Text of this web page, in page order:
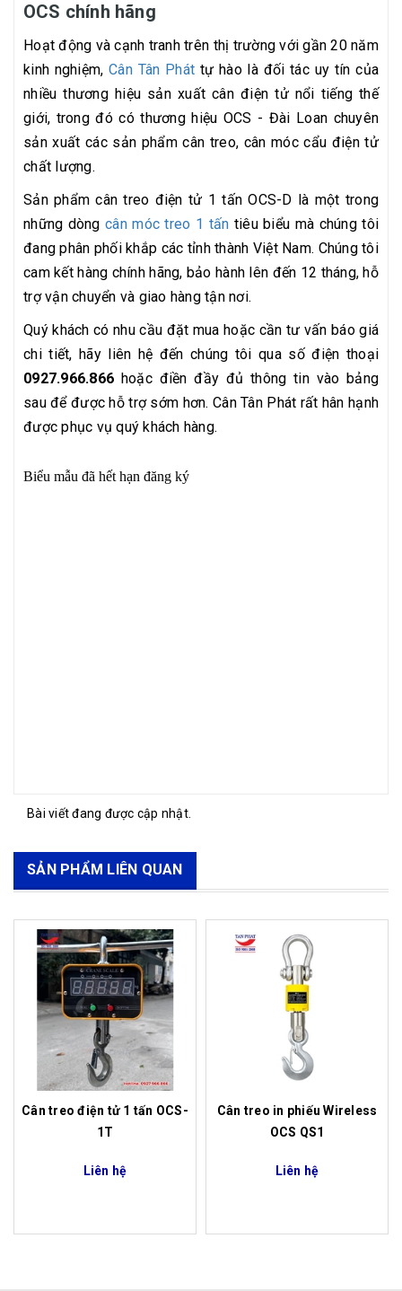
OCS chính hãng
Hoạt động và cạnh tranh trên thị trường với gần 20 năm
kinh nghiệm,Cân Tân Phát tự hào là đối tác uy tín của
nhiều thương hiệu sản xuất cân điện tử nổi tiếng thế
giới, trong đó có thương hiệu OCS - Đài Loan chuyên
sản xuất các sản phẩm cân treo, cân móc cẩu điện tử
chất lượng.
Sản phẩm cân treo điện tử 1 tấn OCS-D là một trong
những dòngcân móc treo 1 tấn tiêu biểu mà chúng tôi
đang phân phối khắp các tỉnh thành Việt Nam. Chúng tôi
cam kết hàng chính hãng, bảo hành lên đến 12 tháng, hỗ
trợ vận chuyển và giao hàng tận nơi.
Quý khách có nhu cầu đặt mua hoặc cần tư vấn báo giá
chi tiết, hãy liên hệ đến chúng tôi qua số điện thoại
0927.966.866 hoặc điền đầy đủ thông tin vào bảng
sau để được hỗ trợ sớm hơn. Cân Tân Phát rất hân hạnh
được phục vụ quý khách hàng.
Bài viết đang được cập nhật.
SẢN PHẨM LIÊN QUAN
Cân treo điện tử 1 tấn OCS-
1T
Liên hệ
Cân treo in phiếu Wireless
OCS QS1
Liên hệ